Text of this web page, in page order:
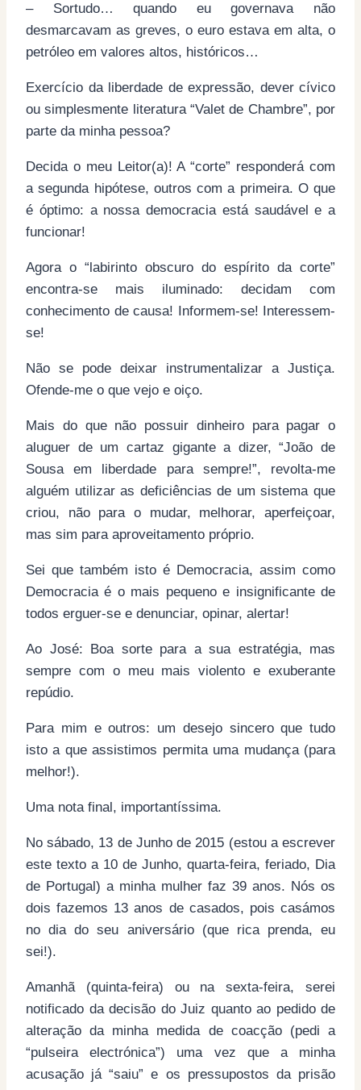
– Sortudo… quando eu governava não
desmarcavam as greves, o euro estava em alta, o
petróleo em valores altos, históricos…
Exercício da liberdade de expressão, dever cívico
ou simplesmente literatura “Valet de Chambre”, por
parte da minha pessoa?
Decida o meu Leitor(a)! A “corte” responderá com
a segunda hipótese, outros com a primeira. O que
é óptimo: a nossa democracia está saudável e a
funcionar!
Agora o “labirinto obscuro do espírito da corte”
encontra-se mais iluminado: decidam com
conhecimento de causa! Informem-se! Interessem-
se!
Não se pode deixar instrumentalizar a Justiça.
Ofende-me o que vejo e oiço.
Mais do que não possuir dinheiro para pagar o
aluguer de um cartaz gigante a dizer, “João de
Sousa em liberdade para sempre!”, revolta-me
alguém utilizar as deficiências de um sistema que
criou, não para o mudar, melhorar, aperfeiçoar,
mas sim para aproveitamento próprio.
Sei que também isto é Democracia, assim como
Democracia é o mais pequeno e insignificante de
todos erguer-se e denunciar, opinar, alertar!
Ao José: Boa sorte para a sua estratégia, mas
sempre com o meu mais violento e exuberante
repúdio.
Para mim e outros: um desejo sincero que tudo
isto a que assistimos permita uma mudança (para
melhor!).
Uma nota final, importantíssima.
No sábado, 13 de Junho de 2015 (estou a escrever
este texto a 10 de Junho, quarta-feira, feriado, Dia
de Portugal) a minha mulher faz 39 anos. Nós os
dois fazemos 13 anos de casados, pois casámos
no dia do seu aniversário (que rica prenda, eu
sei!).
Amanhã (quinta-feira) ou na sexta-feira, serei
notificado da decisão do Juiz quanto ao pedido de
alteração da minha medida de coacção (pedi a
“pulseira electrónica”) uma vez que a minha
acusação já “saiu” e os pressupostos da prisão